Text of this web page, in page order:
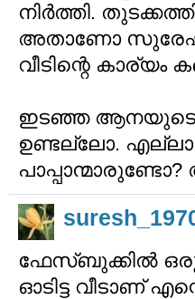
നിർത്തി.
അതാണോ
വീടിന്റെ കാര്യം
ഇടഞ്ഞ ആനയുടെ
ഉണ്ടല്ലോ.
ഫേസ്ബുക്കില്‍ ഒരു
ഓടിട്ട വീടാണ്